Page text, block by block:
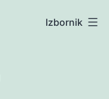
Izbornik